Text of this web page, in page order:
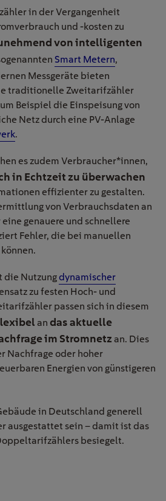
in der Vergangenheit
und -kosten zu
von intelligenten
Smart Metern,
Messgeräte bieten
traditionelle Zweitarifzähler
Beispiel die Einspeisung von
Netz durch eine PV-Anlage
.
es zudem Verbraucher*innen,
in Echtzeit zu überwachen
effizienter zu gestalten.
von Verbrauchsdaten an
genauere und schnellere
Fehler, die bei manuellen
die Nutzung dynamischer
zu festen Hoch- und
passen sich in diesem
an das aktuelle
im Stromnetz an. Dies
Nachfrage oder hoher
Energien von günstigeren
in Deutschland generell
ausgestattet sein – damit ist das
besiegelt.